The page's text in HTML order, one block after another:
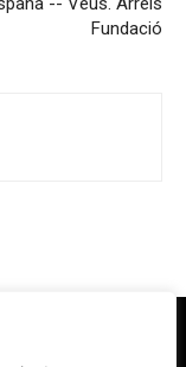
Fundació